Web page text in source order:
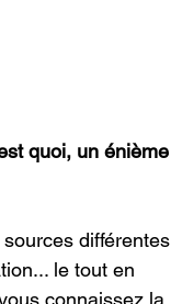
quoi, un énième
différentes
le tout en
connaissez la